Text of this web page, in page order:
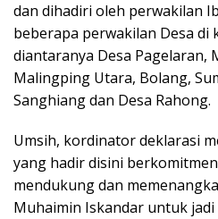
dan dihadiri oleh perwakilan
beberapa perwakilan Desa di
diantaranya Desa Pagelaran,
Malingping Utara, Bolang,
Sanghiang dan Desa Rahong.
Umsih, kordinator deklarasi
yang hadir disini
mendukung dan
Muhaimin Iskandar untuk